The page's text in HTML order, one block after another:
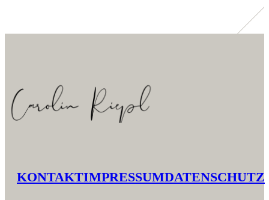
KONTAKTIMPRESSUMDATENSCHUTZ